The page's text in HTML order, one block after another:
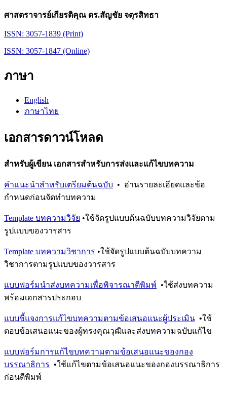
ศาสตราจารย์เกียรติคุณ ดร.สัญชัย จตุรสิทธา
ISSN: 3057-1839 (Print)
ISSN: 3057-1847 (Online)
ภาษา
English
ภาษาไทย
เอกสารดาวน์โหลด
สำหรับผู้เขียน เอกสารสำหรับการส่งและแก้ไขบทความ
คำแนะนำสำหรับเตรียมต้นฉบับ • อ่านรายละเอียดและข้อ
กำหนดก่อนจัดทำบทความ
Template บทความวิจัย •ใช้จัดรูปแบบต้นฉบับบทความวิจัยตาม
รูปแบบของวารสาร
Template บทความวิชาการ •ใช้จัดรูปแบบต้นฉบับบทความ
วิชาการตามรูปแบบของวารสาร
แบบฟอร์มนำส่งบทความเพื่อพิจารณาตีพิมพ์ •ใช้ส่งบทความ
พร้อมเอกสารประกอบ
แบบชี้แจงการแก้ไขบทความตามข้อเสนอแนะผู้ประเมิน •ใช้
ตอบข้อเสนอแนะของผู้ทรงคุณวุฒิและส่งบทความฉบับแก้ไข
แบบฟอร์มการแก้ไขบทความตามข้อเสนอแนะของกอง
บรรณาธิการ •ใช้แก้ไขตามข้อเสนอแนะของกองบรรณาธิการ
ก่อนตีพิมพ์